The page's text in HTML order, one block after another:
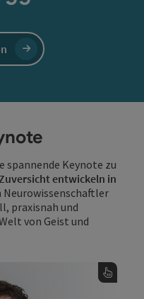
spannende Keynote zu
entwickeln in
Neurowissenschaftler
praxisnah und
von Geist und